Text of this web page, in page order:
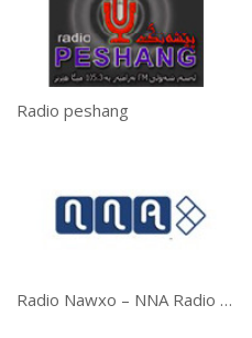
Radio peshang
Radio Nawxo – NNA Radio Zindi